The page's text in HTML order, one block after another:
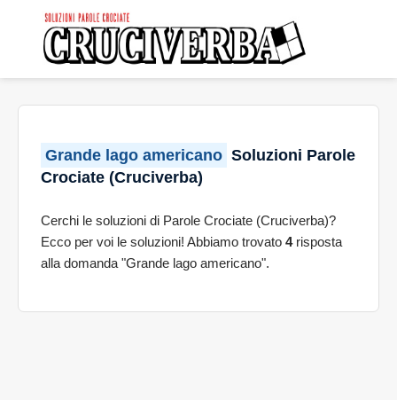
Grande lago americano Soluzioni Parole
Crociate (Cruciverba)
Cerchi le soluzioni di Parole Crociate (Cruciverba)?
Ecco per voi le soluzioni! Abbiamo trovato 4risposta
alla domanda "Grande lago americano".